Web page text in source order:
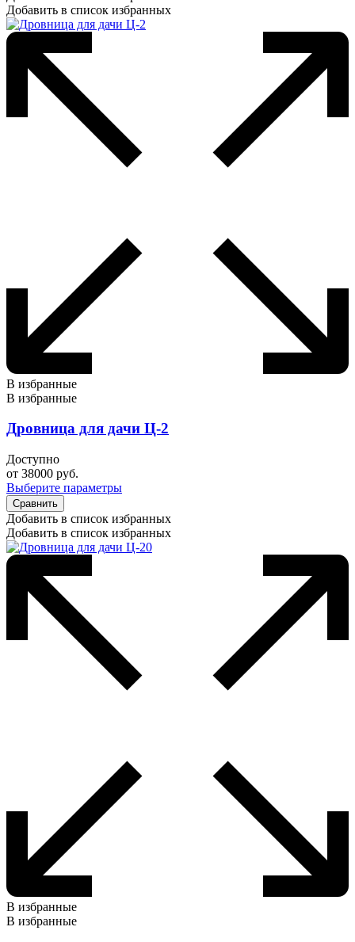
Добавить в список избранных
В избранные
В избранные
Дровница для дачи Ц-2
Доступно
от 38000 руб.
Выберите параметры
Сравнить
Добавить в список избранных
Добавить в список избранных
В избранные
В избранные